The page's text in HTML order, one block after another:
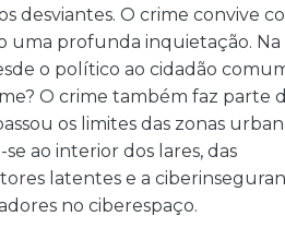
O crime convive
uma profunda inquietação. Na
o político ao cidadão
O crime também faz parte
os limites das zonas
ao interior dos lares, das
latentes e a
no ciberespaço.